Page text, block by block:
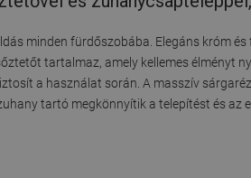
minden fürdőszobába. Elegáns króm
tartalmaz, amely kellemes élményt
a használat során. A masszív
tartó megkönnyítik a telepítést és az